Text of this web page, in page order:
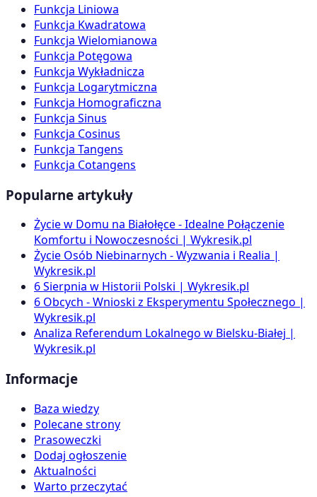
Funkcja Liniowa
Funkcja Kwadratowa
Funkcja Wielomianowa
Funkcja Potęgowa
Funkcja Wykładnicza
Funkcja Logarytmiczna
Funkcja Homograficzna
Funkcja Sinus
Funkcja Cosinus
Funkcja Tangens
Funkcja Cotangens
Popularne artykuły
Życie w Domu na Białołęce - Idealne Połączenie
Komfortu i Nowoczesności | Wykresik.pl
Życie Osób Niebinarnych - Wyzwania i Realia |
Wykresik.pl
6 Sierpnia w Historii Polski | Wykresik.pl
6 Obcych - Wnioski z Eksperymentu Społecznego |
Wykresik.pl
Analiza Referendum Lokalnego w Bielsku-Białej |
Wykresik.pl
Informacje
Baza wiedzy
Polecane strony
Prasoweczki
Dodaj ogłoszenie
Aktualności
Warto przeczytać